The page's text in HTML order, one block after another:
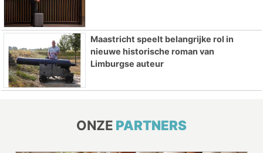
Maastricht speelt belangrijke rol in
nieuwe historische roman van
Limburgse auteur
ONZE PARTNERS